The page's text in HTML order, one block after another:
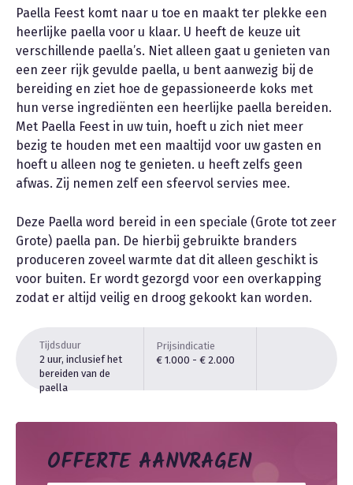
Paella Feest komt naar u toe en maakt ter plekke een
heerlijke paella voor u klaar. U heeft de keuze uit
verschillende paella’s. Niet alleen gaat u genieten van
een zeer rijk gevulde paella, u bent aanwezig bij de
bereiding en ziet hoe de gepassioneerde koks met
hun verse ingrediënten een heerlijke paella bereiden.
Met Paella Feest in uw tuin, hoeft u zich niet meer
bezig te houden met een maaltijd voor uw gasten en
hoeft u alleen nog te genieten. u heeft zelfs geen
afwas. Zij nemen zelf een sfeervol servies mee.
Deze Paella word bereid in een speciale (Grote tot zeer
Grote) paella pan. De hierbij gebruikte branders
produceren zoveel warmte dat dit alleen geschikt is
voor buiten. Er wordt gezorgd voor een overkapping
zodat er altijd veilig en droog gekookt kan worden.
Tijdsduur
2 uur, inclusief het
bereiden van de
paella
Prijsindicatie
€ 1.000 - € 2.000
OFFERTE AANVRAGEN